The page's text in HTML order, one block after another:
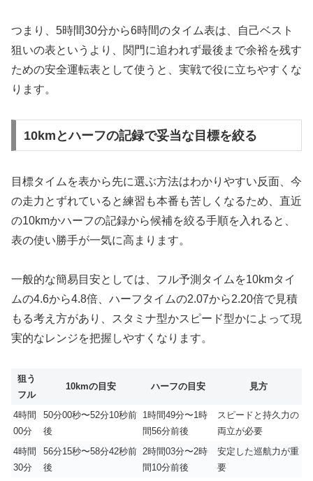
つまり、5時間30分から6時間のタイム表は、自己ベスト
狙いの表というより、関門に追われず最後まで余裕を残す
ための安全運転表として使うと、実戦で役に立ちやすくな
ります。
10kmとハーフの記録で妥当な目標を絞る
目標タイムを表から先に選ぶ方法はわかりやすい反面、今
の走力とずれていると練習も本番も苦しくなるため、直近
の10kmかハーフの記録から候補を絞る手順を入れると、
表の使い勝手が一気に高まります。
一般的な簡易目安としては、フル予測タイムを10kmタイ
ムの4.6から4.8倍、ハーフタイムの2.07から2.20倍で見積
もる考え方があり、スタミナ型かスピード型かによって現
実的なレンジを把握しやすくなります。
狙う
フル
10kmの目安 ハーフの目安 見方
4時間
00分
50分00秒〜52分10秒前
後
1時間49分〜1時
間56分前後
スピードと持久力の
両立が必要
4時間
30分
56分15秒〜58分42秒前
後
2時間03分〜2時
間10分前後
安定した巡航力が重
要